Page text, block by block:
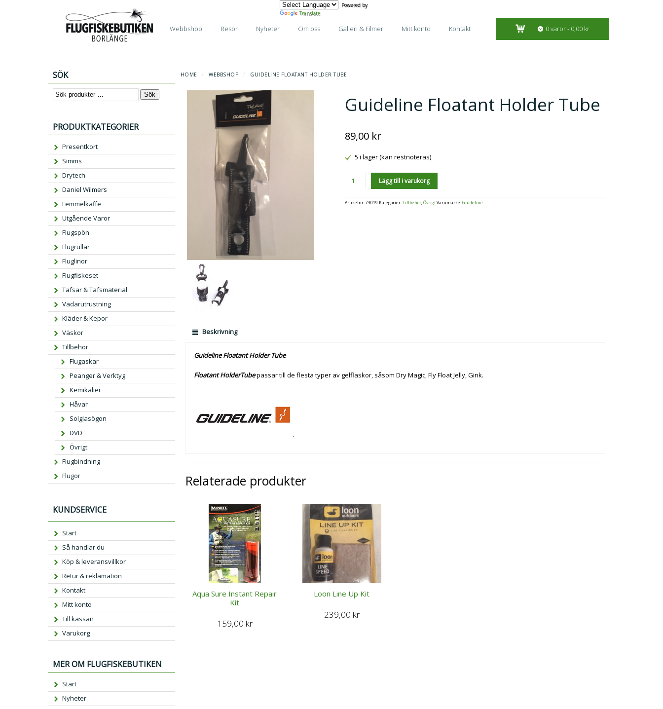
Powered by
Translate
Start Webbshop Resor Nyheter Om oss Galleri & Filmer Mitt konto Kontakt 0 varor 0,00 kr
HOME / WEBBSHOP / GUIDELINE FLOATANT HOLDER TUBE
Guideline Floatant Holder Tube
89,00 kr
5 i lager (kan restnoteras)
Antal Lägg till i varukorg
Artikelnr:73019 Kategorier:Tillbehör,ÖvrigtVarumärke:Guideline
Beskrivning
Guideline Floatant Holder Tube
Floatant HolderTubepassar till de flesta typer av gelflaskor, såsom Dry Magic, Fly Float Jelly, Gink.
.
Relaterade produkter
Aqua Sure Instant Repair
Kit
159,00 kr
Loon Line Up Kit
239,00 kr
SÖK
Sök
PRODUKTKATEGORIER
Presentkort
Simms
Drytech
Daniel Wilmers
Lemmelkaffe
Utgående Varor
Flugspön
Flugrullar
Fluglinor
Flugfiskeset
Tafsar & Tafsmaterial
Vadarutrustning
Kläder & Kepor
Väskor
Tillbehör
Flugaskar
Peanger & Verktyg
Kemikalier
Håvar
Solglasögon
DVD
Övrigt
Flugbindning
Flugor
KUNDSERVICE
Start
Så handlar du
Köp & leveransvillkor
Retur & reklamation
Kontakt
Mitt konto
Till kassan
Varukorg
MER OM FLUGFISKEBUTIKEN
Start
Nyheter